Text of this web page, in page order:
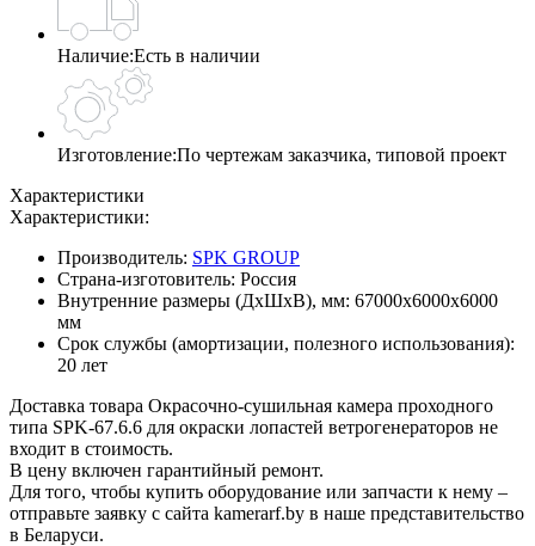
Наличие:Есть в наличии
Изготовление:По чертежам заказчика, типовой проект
Характеристики
Характеристики:
Производитель: SPK GROUP
Страна-изготовитель: Россия
Внутренние размеры (ДхШхВ), мм: 67000х6000х6000
мм
Срок службы (амортизации, полезного использования):
20 лет
Доставка товара Окрасочно-сушильная камера проходного
типа SPK-67.6.6 для окраски лопастей ветрогенераторов не
входит в стоимость.
В цену включен гарантийный ремонт.
Для того, чтобы купить оборудование или запчасти к нему –
отправьте заявку с сайта kamerarf.by в наше представительство
в Беларуси.